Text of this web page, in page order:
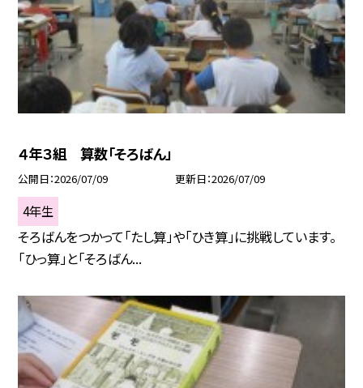
４年３組 算数「そろばん」
公開日 2026/07/09 更新日 2026/07/09
4年生
そろばんをつかって「たし算」や「ひき算」に挑戦しています。
「ひっ算」と「そろばん...